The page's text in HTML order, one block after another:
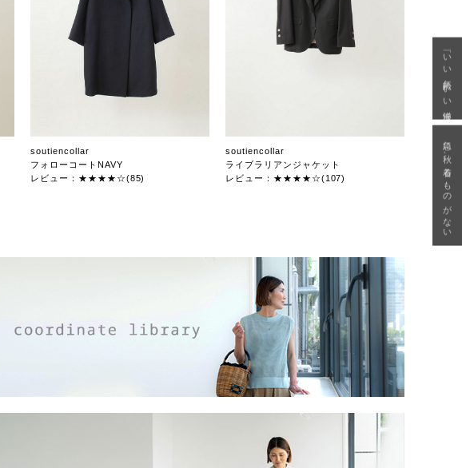
soutiencollar
フォローコートNAVY
レビュー：★★★★☆(85)
soutiencollar
ライブラリアンジャケット
レビュー：★★★★☆(107)
「いい年齢 いい洋服」
急に秋、着るものがない